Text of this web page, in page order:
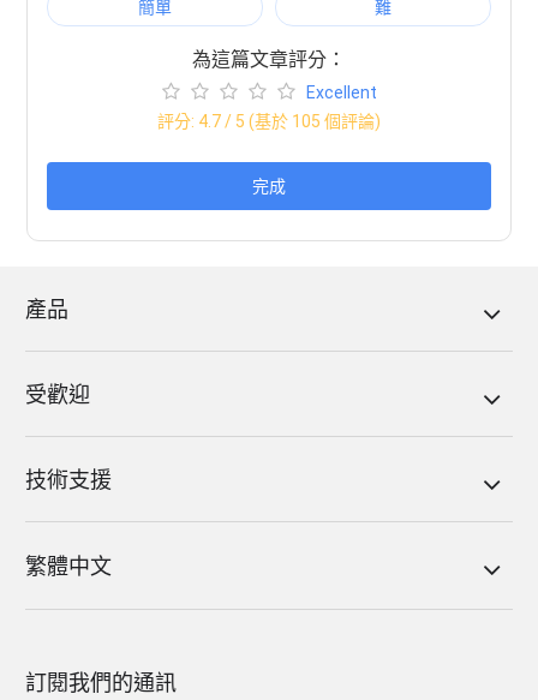
簡單 難
為這篇文章評分：
Excellent
評分: 4.7/ 5 (基於 105 個評論)
完成
產品
受歡迎
技術支援
繁體中文
訂閱我們的通訊